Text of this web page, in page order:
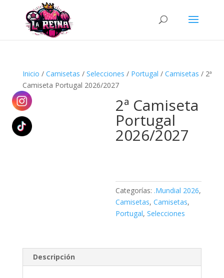
Búsqueda
productos
Inicio / Camisetas / Selecciones / Portugal / Camisetas / 2ª
Camiseta Portugal 2026/2027
2ª Camiseta
Portugal
2026/2027
Categorías: .Mundial 2026,
Camisetas,Camisetas,
Portugal,Selecciones
Descripción